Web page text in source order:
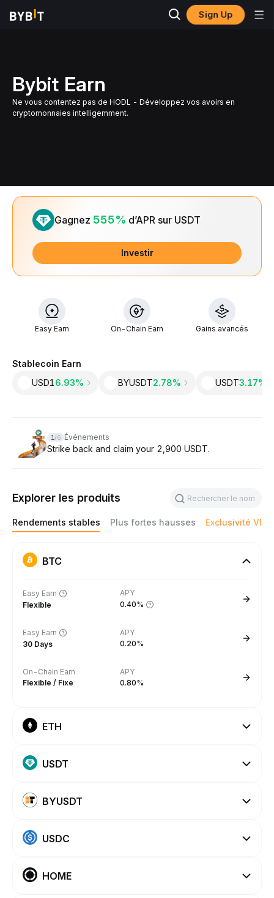
Sign Up
Bybit Earn
Ne vous contentez pas de HODL - Développez vos avoirs en
cryptomonnaies intelligemment.
Slide 1 of 1Gagnez 555% d’APR sur USDT
Investir
Easy Earn On-Chain Earn Gains avancés
Stablecoin Earn
USD16.93% BYUSDT2.78% USDT3.17‎%
1 /6 Événements
Strike back and claim your 2,900 USDT.
Explorer les produits
Rendements stables Plus fortes hausses Exclusivité VIP
BTC
Easy Earn
Flexible
APY
0.40%
Easy Earn
30 Days
APY
0.20%
On-Chain Earn
Flexible / Fixe
APY
0.80%
ETH
USDT
BYUSDT
USDC
HOME